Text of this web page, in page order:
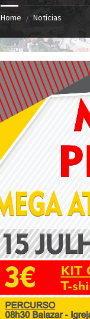
Home / Notícias